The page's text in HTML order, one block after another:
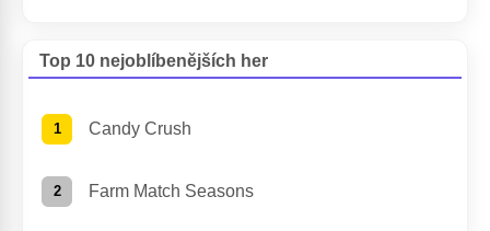
Top 10 nejoblíbenějších her
Candy Crush
Farm Match Seasons